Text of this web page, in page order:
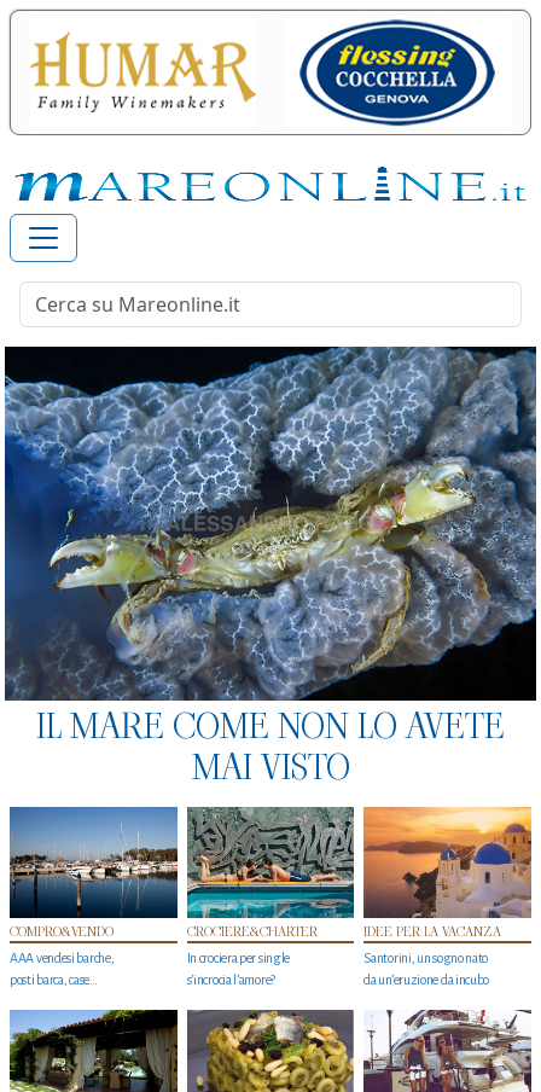
IL MARE COME NON LO AVETE
MAI VISTO
COMPRO&VENDO
AAA vendesi barche,
posti barca, case…
CROCIERE&CHARTER
In crociera per single
s'incrocia l’amore?
IDEE PER LA VACANZA
Santorini, un sogno nato
da un’eruzione da incubo